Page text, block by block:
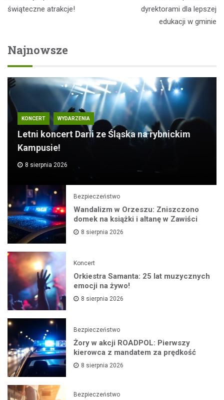
świąteczne atrakcje!
dyrektorami dla lepszej
edukacji w gminie
Najnowsze
KONCERT WYDARZENIA
Letni koncert Darii ze Śląska na rybnickim
Kampusie!
8 sierpnia 2026
Bezpieczeństwo
Wandalizm w Orzeszu: Zniszczono
domek na książki i altanę w Zawiści
8 sierpnia 2026
Koncert
Orkiestra Samanta: 25 lat muzycznych
emocji na żywo!
8 sierpnia 2026
Bezpieczeństwo
Żory w akcji ROADPOL: Pierwszy
kierowca z mandatem za prędkość
8 sierpnia 2026
Bezpieczeństwo